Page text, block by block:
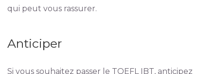
qui peut vous rassurer.
Anticiper
Si vous souhaitez passer le TOEFL IBT, anticipez